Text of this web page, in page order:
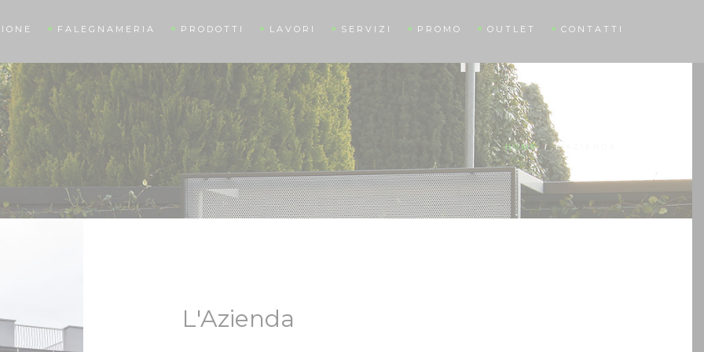
FALEGNAMERIA PRODOTTI LAVORI SERVIZI PROMO OUTLET CONTATTI
HOME / L’AZIENDA
L'Azienda